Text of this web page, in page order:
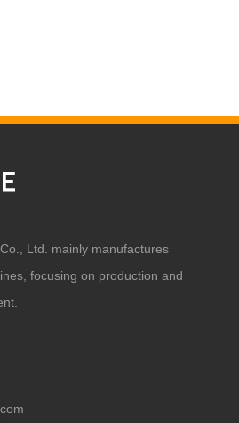
Ltd. mainly manufactures
focusing on production and